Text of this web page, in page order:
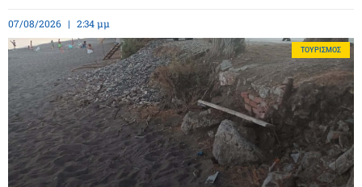
07/08/2026 2:34 μμ
ΤΟΥΡΙΣΜΌΣ